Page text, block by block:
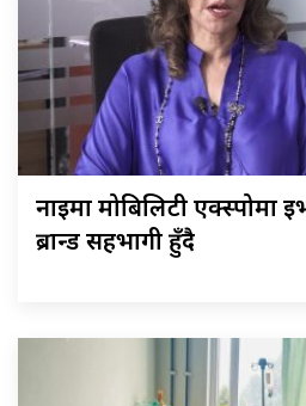
नाइमा मोबिलिटी एक्स्पोमा
ब्रान्ड सहभागी हुँदै